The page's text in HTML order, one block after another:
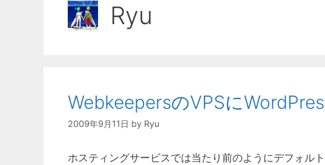
Ryu
WebkeepersのVPSに
2009年9月11日 by Ryu
ホスティングサービスでは当たり前のようにデフォル